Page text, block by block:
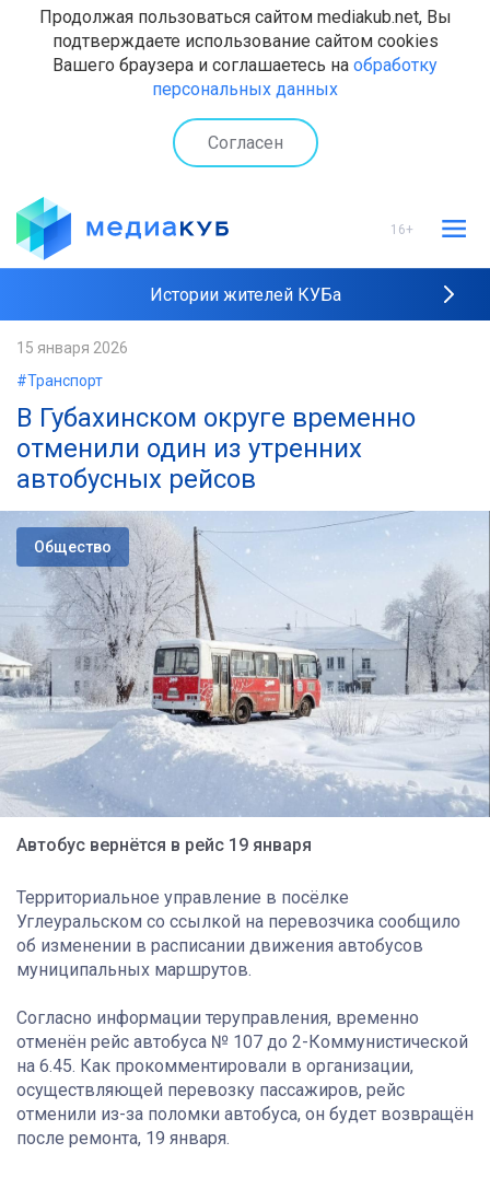
Продолжая пользоваться сайтом mediakub.net, Вы
подтверждаете использование сайтом cookies
Вашего браузера и соглашаетесь на обработку
персональных данных
Согласен
16+
Истории жителей КУБа
15 января 2026
#Транспорт
В Губахинском округе временно
отменили один из утренних
автобусных рейсов
Общество
Автобус вернётся в рейс 19 января
Территориальное управление в посёлке
Углеуральском со ссылкой на перевозчика сообщило
об изменении в расписании движения автобусов
муниципальных маршрутов.
Согласно информации теруправления, временно
отменён рейс автобуса № 107 до 2-Коммунистической
на 6.45. Как прокомментировали в организации,
осуществляющей перевозку пассажиров, рейс
отменили из-за поломки автобуса, он будет возвращён
после ремонта, 19 января.